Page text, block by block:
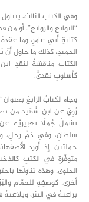
وفي الكتاب الثالث،
“التوابعِ والزوابعِ”،
كتابةِ أبي عامرٍ، وما
الحميدِ، كذلكَ ما حاولَ
الكتاب مناقشةٌ لنقدِ
كأسلوبٍ نقديٍّ.
وجاء الكتابُ الرابعُ
رُوِيَ عن ابنِ شُهَيد من
تشملُ جُمَلًا تعبيريّة
سلطانٍ، وفي ذمِّ رجلٍ،
جملتينِ. إذ أوردَ
متوفّرةٍ في الكتبِ
الحلوَى، وهذهِ تناولَها
أخرى، كوصفِهِ للحمّامِ
براعتَهُ في النثرِ،